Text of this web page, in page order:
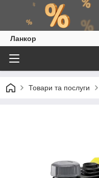
Ланкор
Товари та послуги